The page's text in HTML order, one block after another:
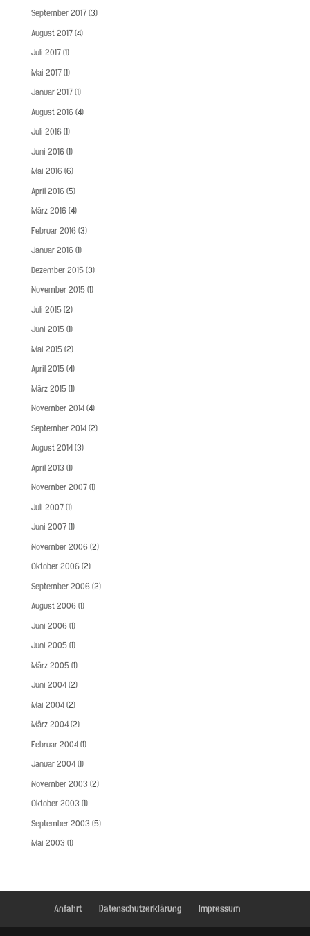
September 2017(3)
August 2017(4)
Juli 2017(1)
Mai 2017(1)
Januar 2017(1)
August 2016(4)
Juli 2016(1)
Juni 2016(1)
Mai 2016(6)
April 2016(5)
März 2016(4)
Februar 2016(3)
Januar 2016(1)
Dezember 2015(3)
November 2015(1)
Juli 2015(2)
Juni 2015(1)
Mai 2015(2)
April 2015(4)
März 2015(1)
November 2014(4)
September 2014(2)
August 2014(3)
April 2013 (1)
November 2007(1)
Juli 2007(1)
Juni 2007(1)
November 2006(2)
Oktober 2006(2)
September 2006(2)
August 2006(1)
Juni 2006(1)
Juni 2005(1)
März 2005(1)
Juni 2004(2)
Mai 2004(2)
März 2004(2)
Februar 2004(1)
Januar 2004(1)
November 2003 (2)
Oktober 2003 (1)
September 2003 (5)
Mai 2003 (1)
Anfahrt Datenschutzerklärung Impressum